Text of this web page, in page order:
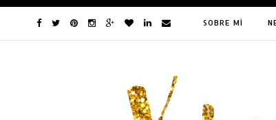
SOBRE MÍ